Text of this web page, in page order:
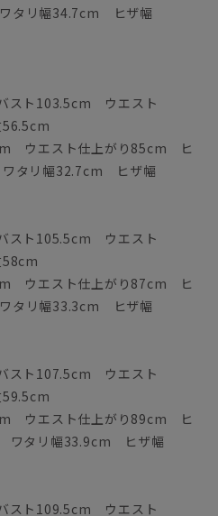
タリ幅34.7cm ヒザ幅
スト103.5cm ウエスト
ウエスト仕上がり85cm ヒ
タリ幅32.7cm ヒザ幅
スト105.5cm ウエスト
ウエスト仕上がり87cm ヒ
タリ幅33.3cm ヒザ幅
スト107.5cm ウエスト
ウエスト仕上がり89cm ヒ
タリ幅33.9cm ヒザ幅
スト109.5cm ウエスト